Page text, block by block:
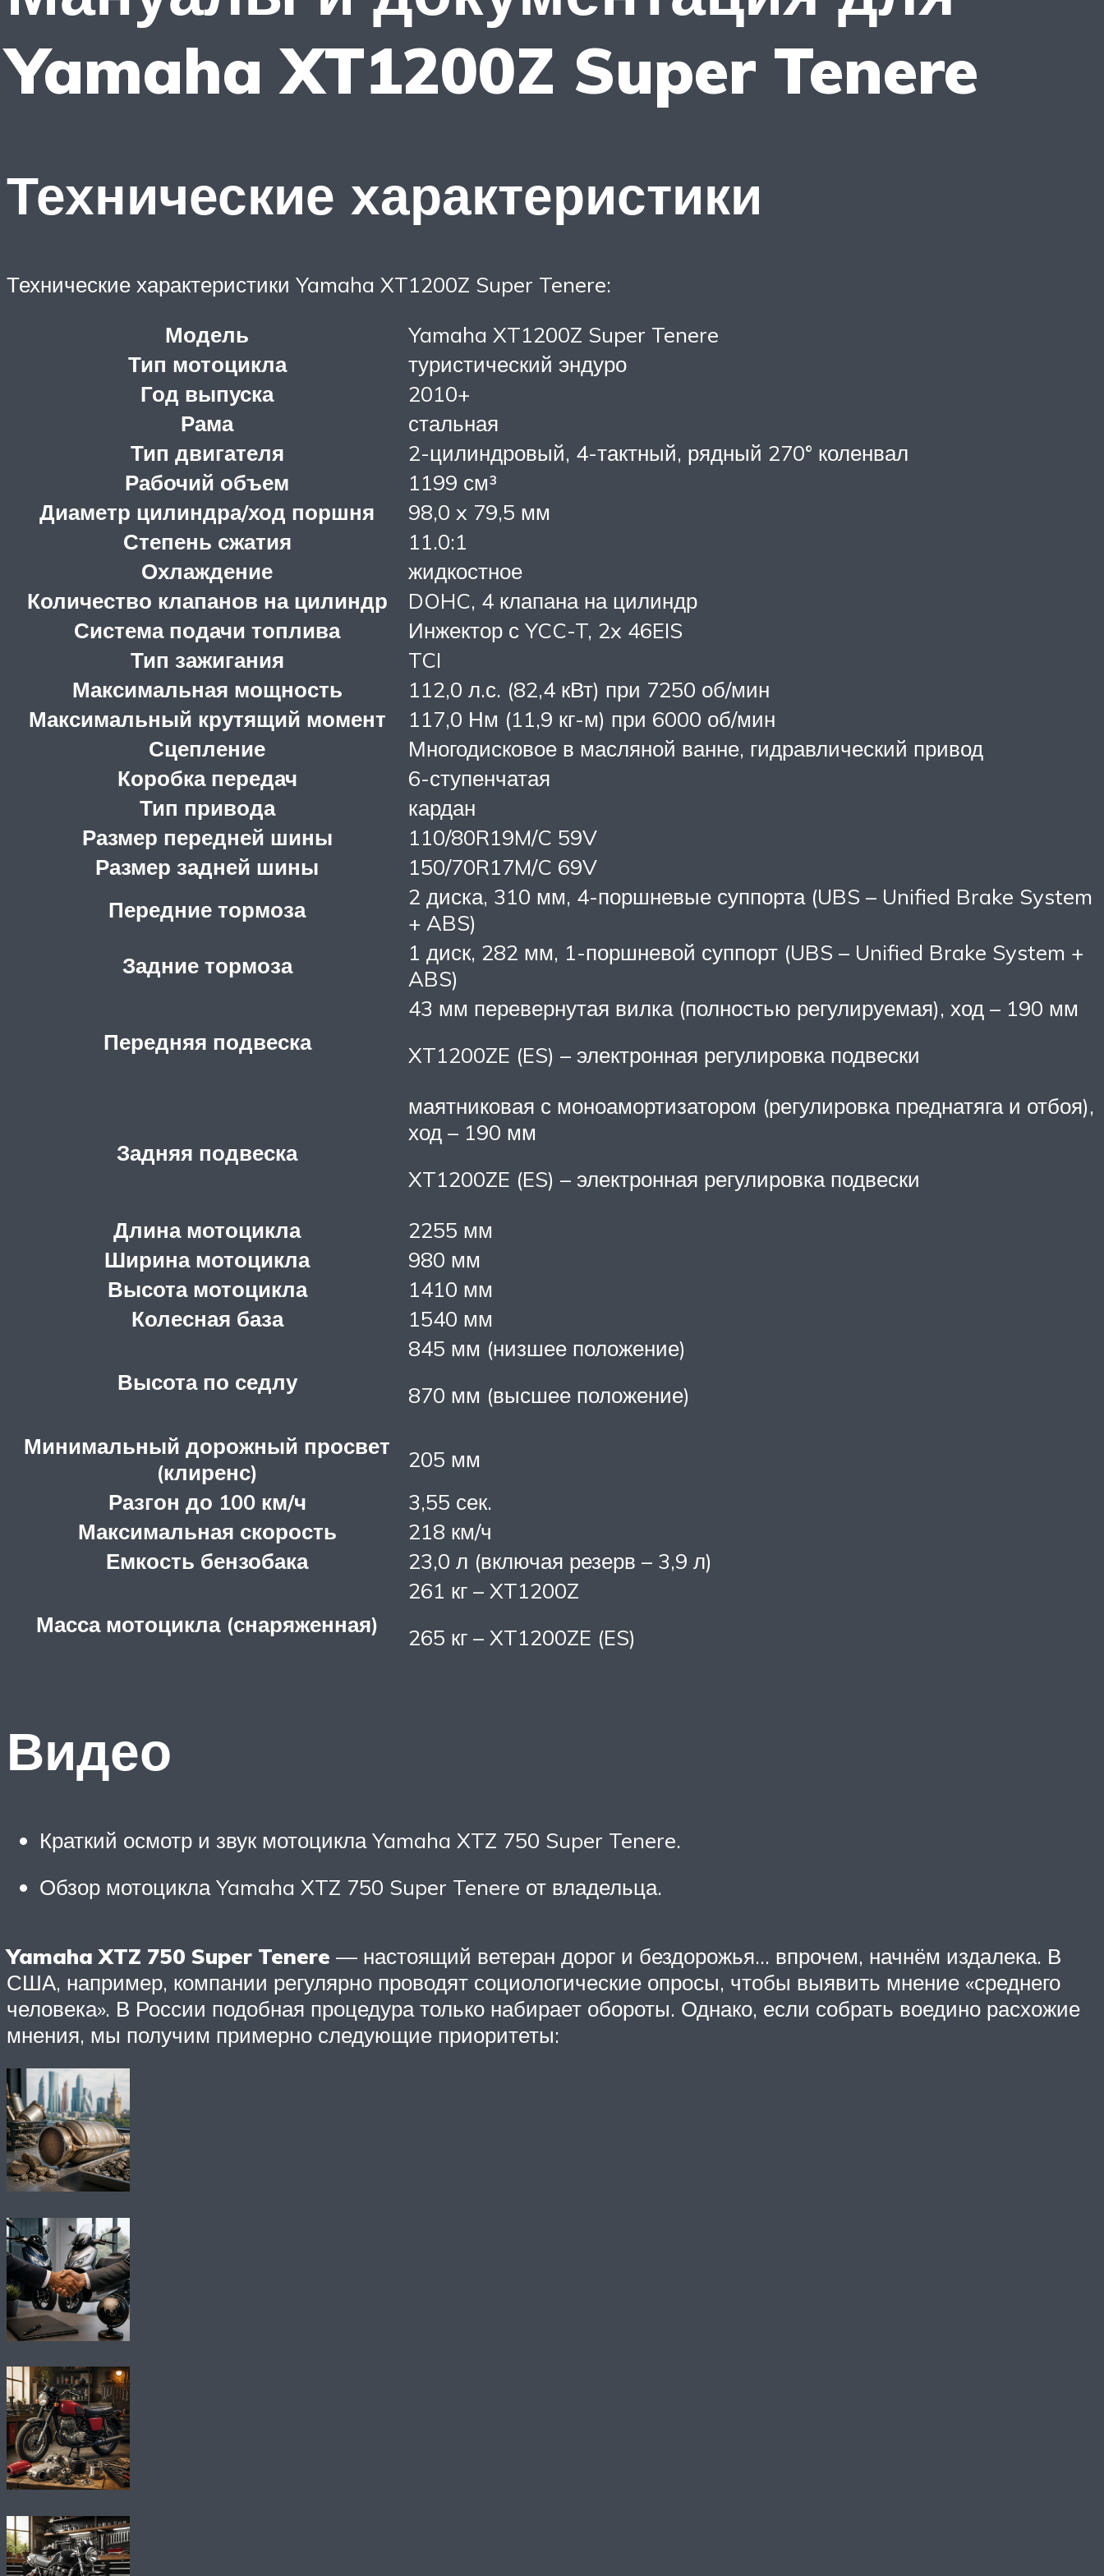
Yamaha XT1200Z Super Tenere
Технические характеристики
Технические характеристики Yamaha XT1200Z Super Tenere:
Модель
Yamaha XT1200Z Super Tenere
Тип мотоцикла
туристический эндуро
Год выпуска
2010+
Рама
стальная
Тип двигателя
2-цилиндровый, 4-тактный, рядный 270° коленвал
Рабочий объем
1199 см³
Диаметр цилиндра/ход поршня
98,0 x 79,5 мм
Степень сжатия
11.0:1
Охлаждение
жидкостное
Количество клапанов на цилиндр
DOHC, 4 клапана на цилиндр
Система подачи топлива
Инжектор с YCC-T, 2x 46EIS
Тип зажигания
TCI
Максимальная мощность
112,0 л.с. (82,4 кВт) при 7250 об/мин
Максимальный крутящий момент
117,0 Нм (11,9 кг-м) при 6000 об/мин
Сцепление
Многодисковое в масляной ванне, гидравлический привод
Коробка передач
6-ступенчатая
Тип привода
кардан
Размер передней шины
110/80R19M/C 59V
Размер задней шины
150/70R17M/C 69V
Передние тормоза
2 диска, 310 мм, 4-поршневые суппорта (UBS – Unified Brake System
+ ABS)
Задние тормоза
1 диск, 282 мм, 1-поршневой суппорт (UBS – Unified Brake System +
ABS)
Передняя подвеска
43 мм перевернутая вилка (полностью регулируемая), ход – 190 мм
XT1200ZE (ES) – электронная регулировка подвески
Задняя подвеска
маятниковая с моноамортизатором (регулировка преднатяга и отбоя),
ход – 190 мм
XT1200ZE (ES) – электронная регулировка подвески
Длина мотоцикла
2255 мм
Ширина мотоцикла
980 мм
Высота мотоцикла
1410 мм
Колесная база
1540 мм
Высота по седлу
845 мм (низшее положение)
870 мм (высшее положение)
Минимальный дорожный просвет
(клиренс)
205 мм
Разгон до 100 км/ч
3,55 сек.
Максимальная скорость
218 км/ч
Емкость бензобака
23,0 л (включая резерв – 3,9 л)
Масса мотоцикла (снаряженная)
261 кг – XT1200Z
265 кг – XT1200ZE (ES)
Видео
Краткий осмотр и звук мотоцикла Yamaha XTZ 750 Super Tenere.
Обзор мотоцикла Yamaha XTZ 750 Super Tenere от владельца.
Yamaha XTZ 750 Super Tenere — настоящий ветеран дорог и бездорожья… впрочем, начнём издалека. В
США, например, компании регулярно проводят социологические опросы, чтобы выявить мнение «среднего
человека». В России подобная процедура только набирает обороты. Однако, если собрать воедино расхожие
мнения, мы получим примерно следующие приоритеты: